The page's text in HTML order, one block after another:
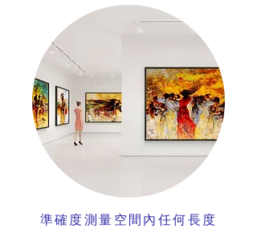
準確度測量空間內任何長度